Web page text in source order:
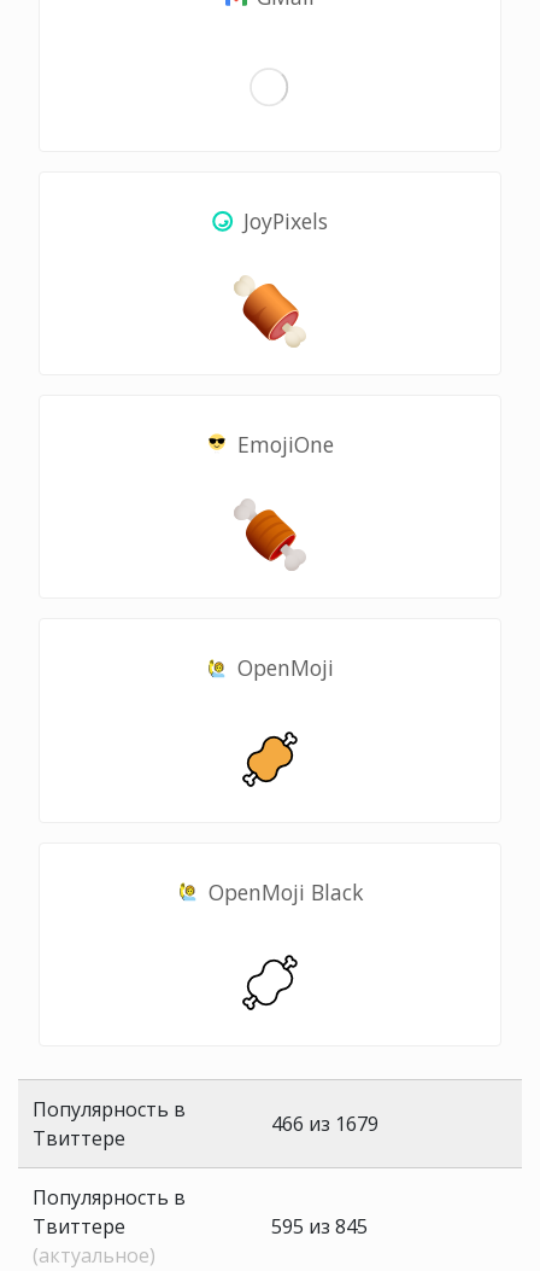
JoyPixels
EmojiOne
OpenMoji
OpenMoji Black
Популярность в
Твиттере
466 из 1679
Популярность в
Твиттере
(актуальное)
595 из 845